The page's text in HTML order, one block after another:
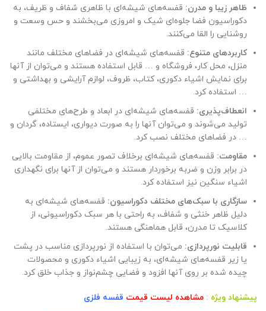
ظاهر زیبا و مدرن: قفسه‌های شیشه‌ای با ظاهری شفاف و ظریف، به
دکوراسیون فضا جلوه‌ای شیک و امروزی می‌بخشند و حس وسعت و
روشنایی را القا می‌کنند.
کاربردهای متنوع: قفسه‌های شیشه‌ای در فضاهای مختلف مانند
منزل، محل کار، فروشگاه و … قابل استفاده هستند و می‌توان از آنها
برای نمایش اشیاء دکوری، کتاب، ظروف، لوازم آرایشی و بهداشتی و
… استفاده کرد.
انعطاف‌پذیری: قفسه‌های شیشه‌ای در ابعاد و طرح‌های مختلفی
تولید می‌شوند و می‌توان آنها را به صورت دیواری، ایستاده، گردان و
… در فضاهای مختلف نصب کرد.
مقاومت: قفسه‌های شیشه‌ای برخلاف تصور عموم، از مقاومت بالایی
در برابر وزن و ضربه برخوردار هستند و می‌توان از آنها برای نگهداری
اشیاء سنگین نیز استفاده کرد.
سازگاری با سبک‌های مختلف دکوراسیون: قفسه‌های شیشه‌ای به
دلیل ظاهر خنثی و شفاف، به راحتی با هر سبک دکوراسیونی، از
کلاسیک تا مدرن، قابل هماهنگی هستند.
قابلیت نورپردازی: می‌توان با استفاده از نورپردازی مناسب در پشت
یا زیر قفسه‌های شیشه‌ای، به زیبایی اشیاء دکوری و محصولات
چیده شده بر روی آنها افزود و فضایی چشم‌نواز و جذاب خلق کرد.
پیشنهاد ویژه : مشاهده لیست قیمت قفسه فلزی